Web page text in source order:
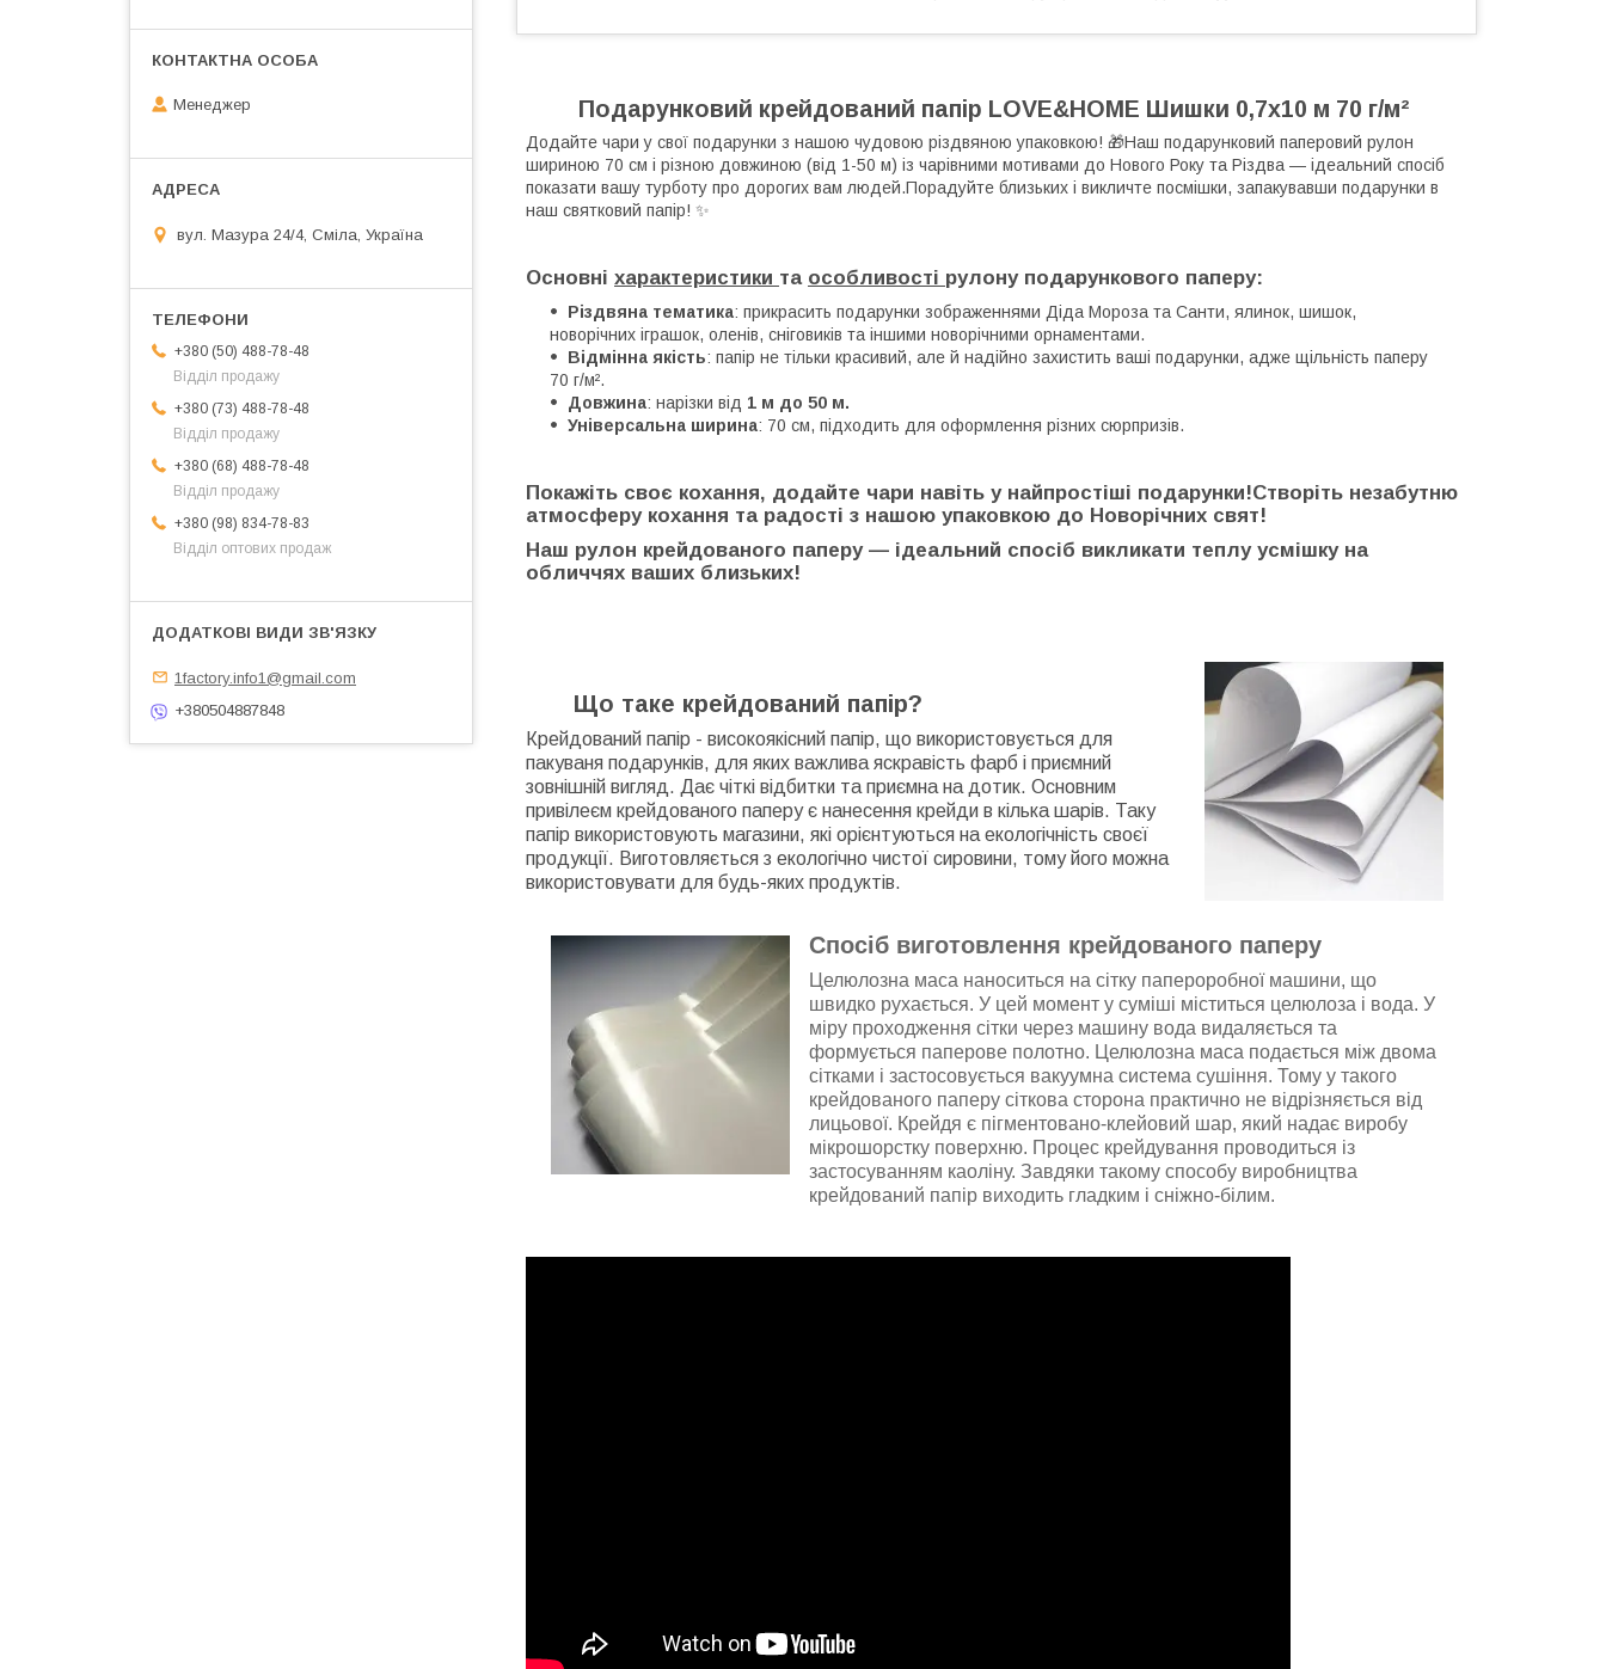
Подарунковий крейдований папір LOVE&HOME Шишки 0,7х10 м 70 г/м²
Додайте чари у свої подарунки з нашою чудовою різдвяною упаковкою! 🎁Наш подарунковий паперовий рулон
шириною 70 см і різною довжиною (від 1-50 м) із чарівними мотивами до Нового Року та Різдва — ідеальний спосіб
показати вашу турботу про дорогих вам людей.Порадуйте близьких і викличте посмішки, запакувавши подарунки в
наш святковий папір! ✨
Основні характеристики та особливості рулону подарункового паперу:
Різдвяна тематика: прикрасить подарунки зображеннями Діда Мороза та Санти, ялинок, шишок,
новорічних іграшок, оленів, сніговиків та іншими новорічними орнаментами.
Відмінна якість: папір не тільки красивий, але й надійно захистить ваші подарунки, адже щільність паперу
70 г/м².
Довжина: нарізки від 1 м до 50 м.
Універсальна ширина: 70 см, підходить для оформлення різних сюрпризів.
Покажіть своє кохання, додайте чари навіть у найпростіші подарунки!Створіть незабутню
атмосферу кохання та радості з нашою упаковкою до Новорічних свят!
Наш рулон крейдованого паперу — ідеальний спосіб викликати теплу усмішку на
обличчях ваших близьких!
Що таке крейдований папір?
Крейдований папір - високоякісний папір, що використовується для
пакуваня подарунків, для яких важлива яскравість фарб і приємний
зовнішній вигляд. Дає чіткі відбитки та приємна на дотик. Основним
привілеєм крейдованого паперу є нанесення крейди в кілька шарів. Таку
папір використовують магазини, які орієнтуються на екологічність своєї
продукції. Виготовляється з екологічно чистої сировини, тому його можна
використовувати для будь-яких продуктів.
Спосіб виготовлення крейдованого паперу
Целюлозна маса наноситься на сітку папероробної машини, що
швидко рухається. У цей момент у суміші міститься целюлоза і вода. У
міру проходження сітки через машину вода видаляється та
формується паперове полотно. Целюлозна маса подається між двома
сітками і застосовується вакуумна система сушіння. Тому у такого
крейдованого паперу сіткова сторона практично не відрізняється від
лицьової. Крейдя є пігментовано-клейовий шар, який надає виробу
мікрошорстку поверхню. Процес крейдування проводиться із
застосуванням каоліну. Завдяки такому способу виробництва
крейдований папір виходить гладким і сніжно-білим.
Менеджер
вул. Мазура 24/4, Сміла, Україна
+380 (50) 488-78-48
Відділ продажу
+380 (73) 488-78-48
Відділ продажу
+380 (68) 488-78-48
Відділ продажу
+380 (98) 834-78-83
Відділ оптових продаж
1factory.info1@gmail.com
+380504887848